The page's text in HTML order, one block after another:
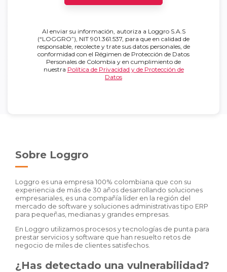
Al enviar su información, autoriza a Loggro S.A.S
(“LOGGRO”), NIT 901.361.537, para que en calidad de
responsable, recolecte y trate sus datos personales, de
conformidad con el Régimen de Protección de Datos
Personales de Colombia y en cumplimiento de
nuestra Política de Privacidad y de Protección de
Datos
Sobre Loggro
Loggro es una empresa 100% colombiana que con su
experiencia de más de 30 años desarrollando soluciones
empresariales, es una compañía líder en la región del
mercado de software y soluciones administrativas tipo ERP
para pequeñas, medianas y grandes empresas.
En Loggro utilizamos procesos y tecnologías de punta para
prestar servicios y software que han resuelto retos de
negocio de miles de clientes satisfechos.
¿Has detectado una vulnerabilidad?